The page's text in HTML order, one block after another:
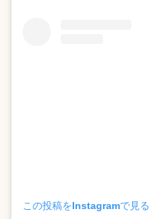
この投稿をInstagramで見る